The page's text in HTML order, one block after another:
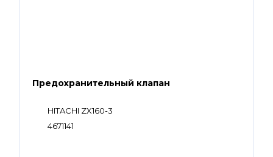
Предохранительный клапан
HITACHI ZX160-3
4671141